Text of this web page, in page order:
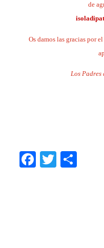
de
Os damos las gracias por
Los Padres
Facebook
Twitter